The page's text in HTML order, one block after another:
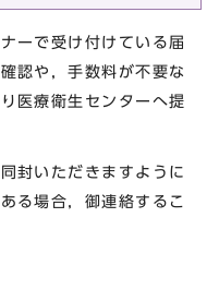
ーで受け付けている届
認や，手数料が不要な
医療衛生センターへ提
封いただきますように
る場合，御連絡するこ